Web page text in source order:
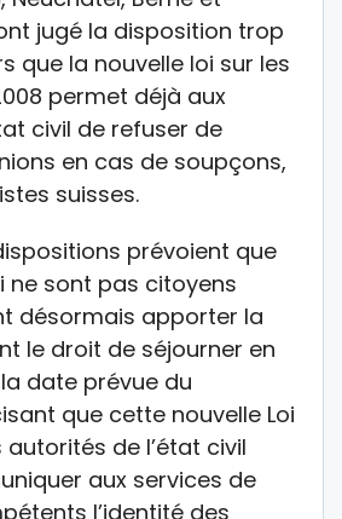
jugé la disposition trop
que la nouvelle loi sur les
permet déjà aux
civil de refuser de
en cas de soupçons,
suisses.
prévoient que
ne sont pas citoyens
désormais apporter la
le droit de séjourner en
la date prévue du
que cette nouvelle Loi
de l’état civil
aux services de
l’identité des